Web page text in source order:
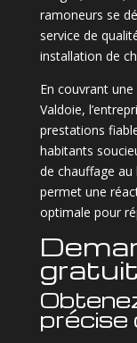
ramoneurs se
service de
installation de
En couvrant
Valdoie,
prestations
habitants
de chauffage
permet une
optimale pour
gratuit
précise